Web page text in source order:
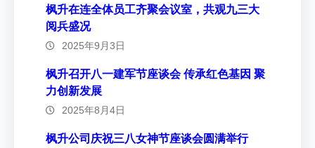
枫升在连全体员工齐聚会议室，共观九三大
阅兵盛况
2025年9月3日
枫升召开八一建军节座谈会 传承红色基因 聚
力创新发展
2025年8月4日
枫升公司庆祝三八女神节座谈会圆满举行